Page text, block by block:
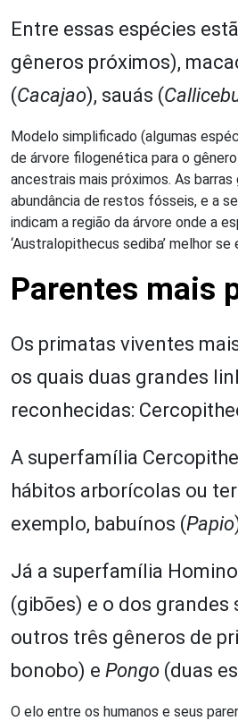
Entre essas espécies
gêneros próximos),
(Cacajao), sauás (
Modelo simplificado (algumas
de árvore filogenética para o gênero
ancestrais mais próximos. As barras
abundância de restos fósseis, e a
indicam a região da árvore onde a
‘Australopithecus sediba’ melhor se
Parentes mais
Os primatas viventes
os quais duas grandes
reconhecidas:
A superfamília
hábitos arborícolas ou
exemplo, babuínos (Papio
Já a superfamília
(gibões) e o dos
outros três gêneros de
bonobo) e Pongo (duas
O elo entre os humanos e seus